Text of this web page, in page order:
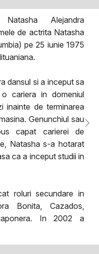
Alejandra
de actrita Natasha
pe 25 iunie 1975
dansul si a inceput sa
cariera in domeniul
inainte de terminarea
Genunchiul sau
capat carierei de
Natasha s-a hotarat
ca a inceput studii in
roluri secundare in
Bonita, Cazados,
In 2002 a